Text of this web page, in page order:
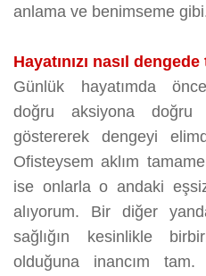
anlama ve benimseme
Hayatınızı nasıl
Günlük hayatımda
doğru aksiyona doğru
göstererek dengeyi
Ofisteysem aklım
ise onlarla o andaki
alıyorum. Bir diğer
sağlığın kesinlikle
olduğuna inancım